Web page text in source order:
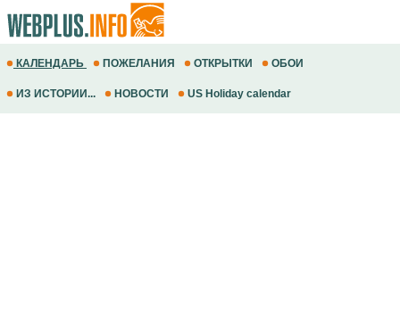
КАЛЕНДАРЬ ПОЖЕЛАНИЯ ОТКРЫТКИ ОБОИ
ИЗ ИСТОРИИ... НОВОСТИ US Holiday calendar